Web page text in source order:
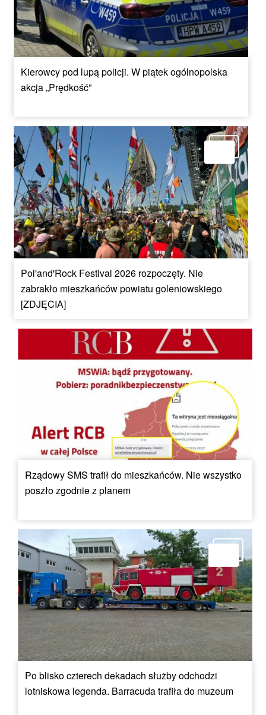
Kierowcy pod lupą policji. W piątek ogólnopolska
akcja „Prędkość”
Pol'and'Rock Festival 2026 rozpoczęty. Nie
zabrakło mieszkańców powiatu goleniowskiego
[ZDJĘCIA]
Rządowy SMS trafił do mieszkańców. Nie wszystko
poszło zgodnie z planem
Po blisko czterech dekadach służby odchodzi
lotniskowa legenda. Barracuda trafiła do muzeum